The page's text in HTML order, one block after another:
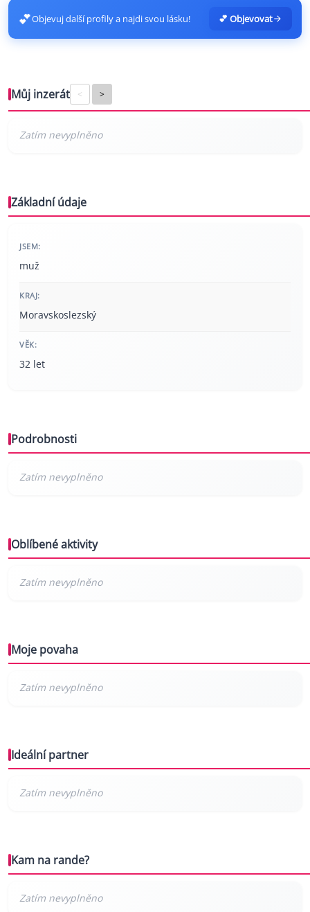
💕Objevuj další profily a najdi svou lásku! 💕 Objevovat
Můj inzerát < >
Základní údaje
JSEM:
muž
KRAJ:
Moravskoslezský
VĚK:
32 let
Podrobnosti
Oblíbené aktivity
Moje povaha
Ideální partner
Kam na rande?